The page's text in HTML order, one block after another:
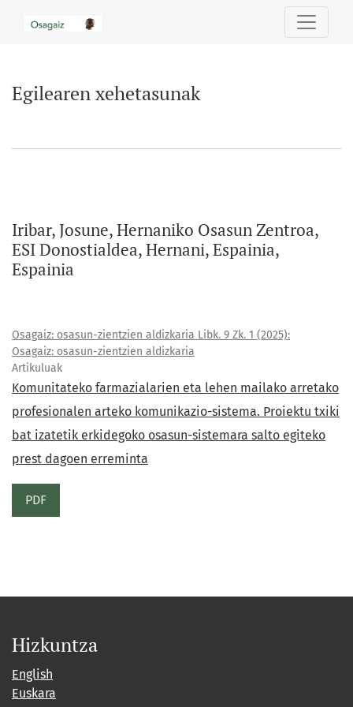
Egilearen xehetasunak
Iribar, Josune, Hernaniko Osasun Zentroa,
ESI Donostialdea, Hernani, Espainia,
Espainia
Osagaiz: osasun-zientzien aldizkaria Libk. 9 Zk. 1 (2025):
Osagaiz: osasun-zientzien aldizkaria
Artikuluak
Komunitateko farmazialarien eta lehen mailako arretako
profesionalen arteko komunikazio-sistema. Proiektu txiki
bat izatetik erkidegoko osasun-sistemara salto egiteko
prest dagoen erreminta
PDF
Hizkuntza
English
Euskara